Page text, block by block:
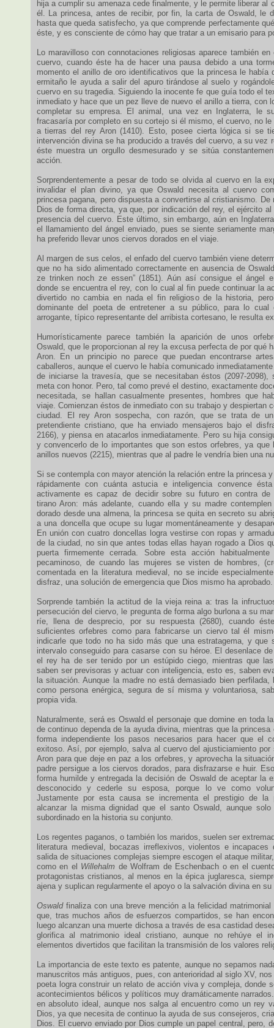
hija a cumplir su amenaza cede finalmente, y le permite liberar al
él. La princesa, antes de recibir, por fin, la carta de Oswald, le
hasta que queda satisfecho, ya que comprende perfectamente
éste, y es consciente de cómo hay que tratar a un emisario para
Lo maravilloso con connotaciones religiosas aparece también
cuervo, cuando éste ha de hacer una pausa debido a una
momento el anillo de oro identificativos que la princesa le había
ermitaño le ayuda a salir del apuro tirándose al suelo y
cuervo en su tragedia. Siguiendo la inocente fe que guía todo el
inmediato y hace que un pez lleve de nuevo el anillo a tierra, con
completar su empresa. El animal, una vez en Inglaterra, le
fracasaría por completo en su cortejo si él mismo, el cuervo, no
a tierras del rey Aron (1410). Esto, posee cierta lógica si se
intervención divina se ha producido a través del cuervo, a su vez
éste muestra un orgullo desmesurado y se sitúa
acción.
Sorprendentemente a pesar de todo se olvida al cuervo en la
invalidar el plan divino, ya que Oswald necesita al cuervo
princesa pagana, pero dispuesta a convertirse al cristianismo. De
Dios de forma directa, ya que, por indicación del rey, el ejército
presencia del cuervo. Este último, sin embargo, aún en
el llamamiento del ángel enviado, pues se siente seriamente
ha preferido llevar unos ciervos dorados en el viaje.
Al margen de sus celos, el enfado del cuervo también viene
que no ha sido alimentado correctamente en ausencia de
ze trinken noch ze essen” (1851). Aún así consigue el ángel
donde se encuentra el rey, con lo cual al fin puede continuar la
divertido no cambia en nada el fin religioso de la historia,
dominante del poeta de entretener a su público, para lo cual
arrogante, típico representante del arribista cortesano, le resulta
Humorísticamente parece también la aparición de unos
Oswald, que le proporcionan al rey la excusa perfecta de por qué
Aron. En un principio no parece que puedan encontrarse
caballeros, aunque el cuervo le había comunicado
de iniciarse la travesía, que se necesitaban éstos (2097-2098),
meta con honor. Pero, tal como prevé el destino, exactamente
necesitada, se hallan casualmente presentes, hombres que
viaje. Comienzan éstos de inmediato con su trabajo y despiertan
ciudad. El rey Aron sospecha, con razón, que se trata de
pretendiente cristiano, que ha enviado mensajeros bajo el
2166), y piensa en atacarlos inmediatamente. Pero su hija
y convencerlo de lo importantes que son estos orfebres, ya que
anillos nuevos (2215), mientras que al padre le vendría bien una
Si se contempla con mayor atención la relación entre la princesa
rápidamente con cuánta astucia e inteligencia convence
activamente es capaz de decidir sobre su futuro en contra de
tirano Aron: más adelante, cuando ella y su madre
dorado desde una almena, la princesa se quita en secreto su
a una doncella que ocupe su lugar momentáneamente y
En unión con cuatro doncellas logra vestirse con ropas y
de la ciudad, no sin que antes todas ellas hayan rogado a Dios
puerta firmemente cerrada. Sobre esta acción
pecaminoso, de cuando las mujeres se visten de hombres,
comentada en la literatura medieval, no se incide
disfraz, una solución de emergencia que Dios mismo ha aprobado.
Sorprende también la actitud de la vieja reina a: tras la
persecución del ciervo, le pregunta de forma algo burlona a su
ríe, llena de desprecio, por su respuesta (2680), cuando
suficientes orfebres como para fabricarse un ciervo tal él
indicarle que todo no ha sido más que una estratagema, y que
intervalo conseguido para casarse con su héroe. El desenlace
el rey ha de ser tenido por un estúpido ciego, mientras que
saben ser previsoras y actuar con inteligencia, esto es, saben
la situación. Aunque la madre no está demasiado bien
como persona enérgica, segura de sí misma y voluntariosa,
propia vida.
Naturalmente, será es Oswald el personaje que domine en toda
de continuo dependa de la ayuda divina, mientras que la
forma independiente los pasos necesarios para hacer que el
exitoso. Así, por ejemplo, salva al cuervo del ajusticiamiento por
Aron para que deje en paz a los orfebres, y aprovecha la
padre persigue a los ciervos dorados, para disfrazarse e huir.
forma humilde y entregada la decisión de Oswald de aceptar la
desconocido y cederle su esposa, porque lo ve como
Justamente por esta causa se incrementa el prestigio de la
alcanzar la misma dignidad que el santo Oswald, aunque solo
subordinado en la historia su conjunto.
Los regentes paganos, o también los maridos, suelen ser
literatura medieval, bocazas irreflexivos, violentos e incapaces
salida de situaciones complejas siempre escogen el ataque
como en el Willehalm de Wolfram de Eschenbach o en el
protagonistas cristianos, al menos en la épica juglaresca,
ajena y suplican regularmente el apoyo o la salvación divina en su
Oswaldfinaliza con una breve mención a la felicidad
que, tras muchos años de esfuerzos compartidos, se han
luego alcanzan una muerte dichosa a través de esa castidad
glorifica al matrimonio ideal cristiano, aunque no rehúye el
elementos divertidos que facilitan la transmisión de los valores
La importancia de este texto es patente, aunque no sepamos
manuscritos más antiguos, pues, con anterioridad al siglo XV,
poeta logra construir un relato de acción viva y compleja, donde
acontecimientos bélicos y políticos muy dramáticamente
en absoluto ideal, aunque nos salga al encuentro como un rey
Dios, ya que necesita de continuo la ayuda de sus consejeros,
Dios. El cuervo enviado por Dios cumple un papel central, pero,